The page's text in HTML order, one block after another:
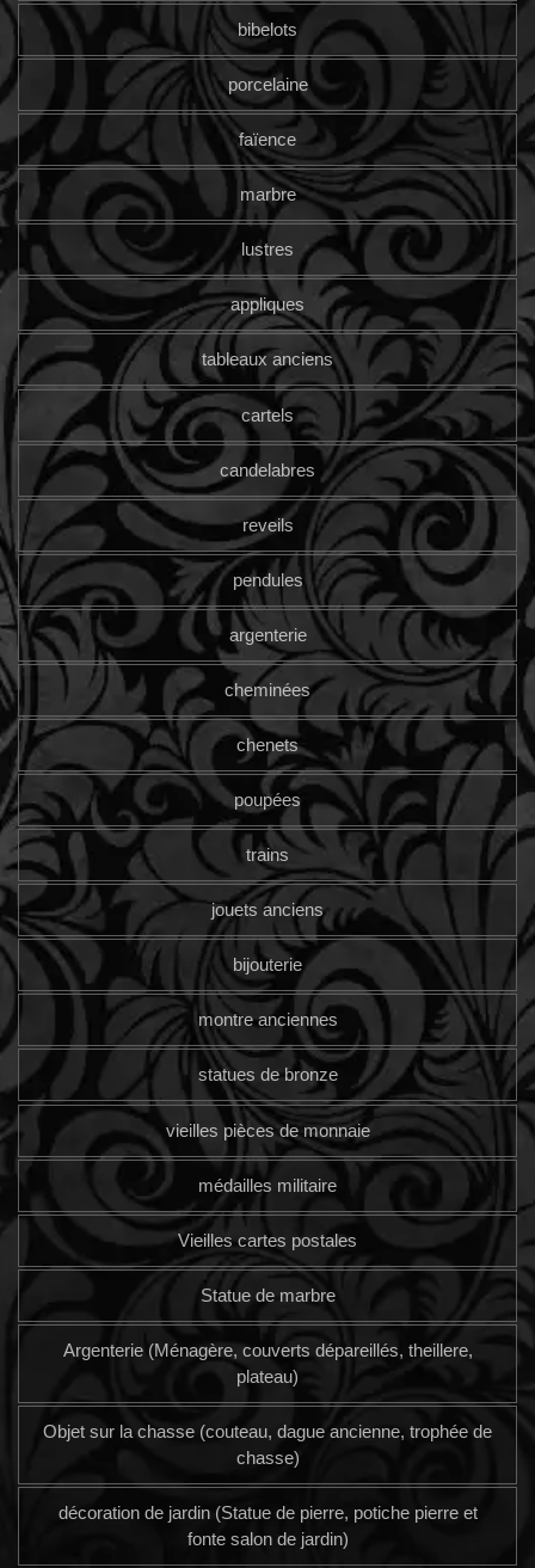
bibelots
porcelaine
faïence
marbre
lustres
appliques
tableaux anciens
cartels
candelabres
reveils
pendules
argenterie
cheminées
chenets
poupées
trains
jouets anciens
bijouterie
montre anciennes
statues de bronze
vieilles pièces de monnaie
médailles militaire
Vieilles cartes postales
Statue de marbre
Argenterie (Ménagère, couverts dépareillés, theillere,
plateau)
Objet sur la chasse (couteau, dague ancienne, trophée de
chasse)
décoration de jardin (Statue de pierre, potiche pierre et
fonte salon de jardin)